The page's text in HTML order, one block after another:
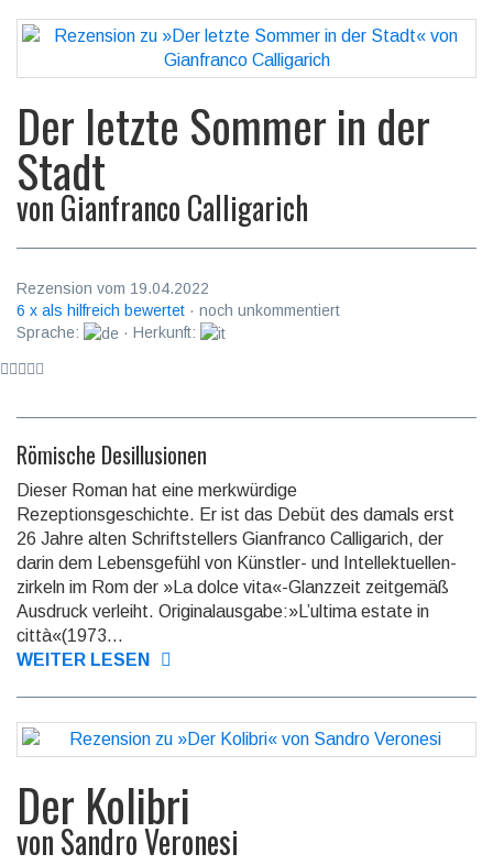
Der letzte Sommer in der
Stadt
vonGianfranco Calligarich
Rezension vom 19.04.2022
6 x als hilfreich bewertet · noch unkommentiert
Sprache:
· Herkunft:
Römische Desillusionen
Dieser Roman hat eine merkwürdige
Rezeptionsgeschichte. Er ist das Debüt des damals erst
26 Jahre alten Schrift­stellers Gian­franco Calliga­rich, der
darin dem Lebens­gefühl von Künstler- und Intellek­tuellen­
zirkeln im Rom der »La dolce vita«-Glanzzeit zeitgemäß
Ausdruck verleiht. Originalausgabe:»L’ultima estate in
città«(1973...
WEITER LESEN
Der Kolibri
vonSandro Veronesi